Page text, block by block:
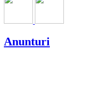
Anunturi